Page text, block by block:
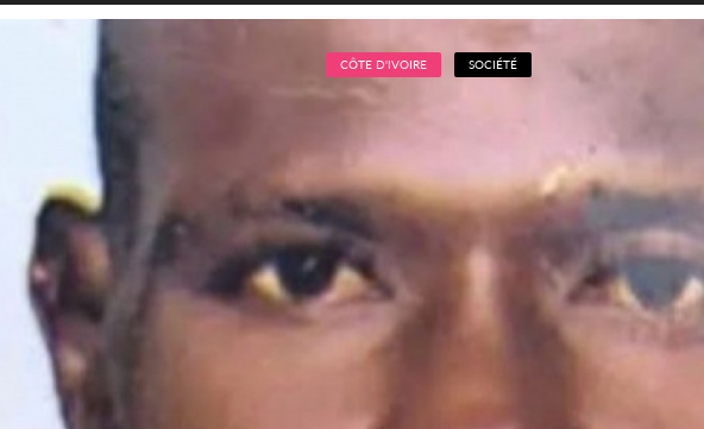
dépigmentants dangereux
CÔTE D'IVOIRE SOCIÉTÉ